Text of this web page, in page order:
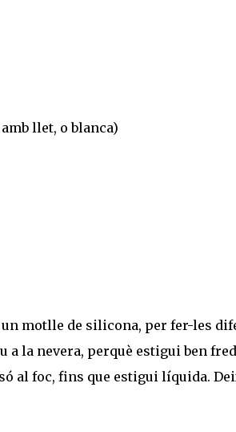
llet, o blanca)
motlle de silicona, per fer-les
a la nevera, perquè estigui ben
al foc, fins que estigui líquida.